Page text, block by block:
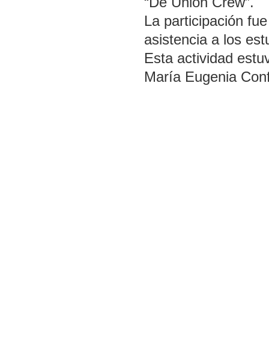
La participación
asistencia a los
Esta actividad
María Eugenia